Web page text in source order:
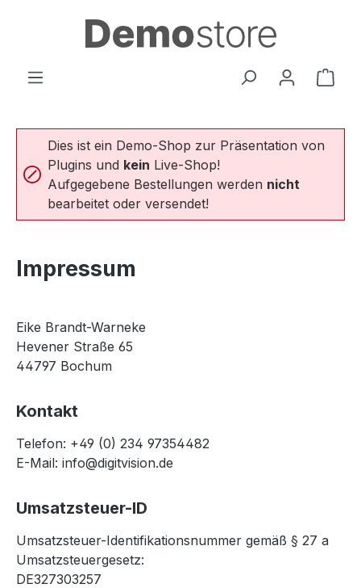
Zum Hauptinhalt springen
Dies ist ein Demo-Shop zur Präsentation von
Plugins und kein Live-Shop!
Aufgegebene Bestellungen werden nicht
bearbeitet oder versendet!
Impressum
Eike Brandt-Warneke
Hevener Straße 65
44797 Bochum
Kontakt
Telefon: +49 (0) 234 97354482
E-Mail: info@digitvision.de
Umsatzsteuer-ID
Umsatzsteuer-Identifikationsnummer gemäß § 27 a
Umsatzsteuergesetz:
DE327303257